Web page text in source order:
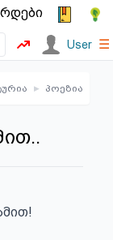
User ☰
▸ პოეზია